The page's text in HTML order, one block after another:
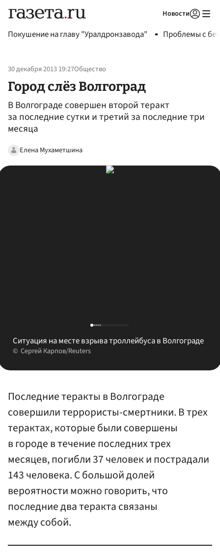
Новости
Покушение на главу "Уралдронзавода" Проблемы с
30 декабря 2013 19:27Общество
Город слёз Волгоград
В Волгограде совершен второй теракт
за последние сутки и третий за последние три
месяца
Елена Мухаметшина
Ситуация на месте взрыва троллейбуса в Волгограде
Сергей Карпов/Reuters
Последние теракты в Волгограде
совершили террористы-смертники. В трех
терактах, которые были совершены
в городе в течение последних трех
месяцев, погибли 37 человек и пострадали
143 человека. С большой долей
вероятности можно говорить, что
последние два теракта связаны
между собой.